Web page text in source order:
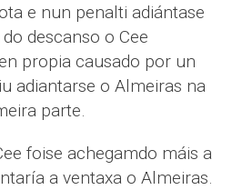
e nun penalti adiántase
descanso o Cee
propia causado por un
adiantarse o Almeiras na
parte.
foise achegamdo máis a
a ventaxa o Almeiras.